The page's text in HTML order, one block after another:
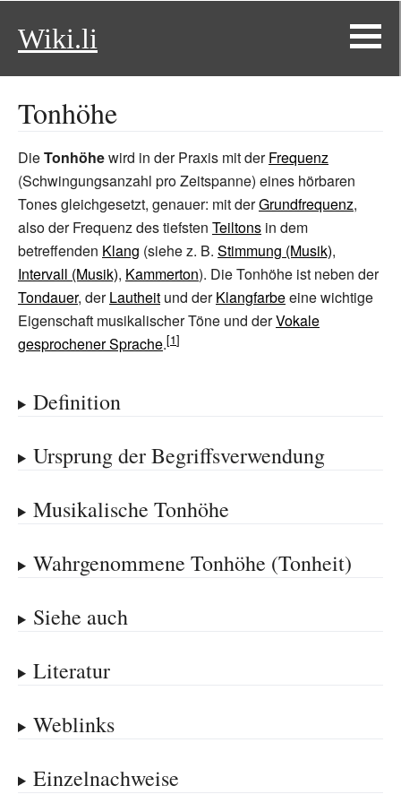
Wiki.li
Tonhöhe
DieTonhöhewird in der Praxis mit derFrequenz
(Schwingungsanzahl pro Zeitspanne) eines hörbaren
Tones gleichgesetzt, genauer: mit derGrundfrequenz,
also der Frequenz des tiefsten Teiltons in dem
betreffenden Klang (siehe z. B. Stimmung (Musik),
Intervall (Musik), Kammerton). Die Tonhöhe ist neben der
Tondauer, derLautheit und derKlangfarbeeine wichtige
Eigenschaft musikalischer Töne und derVokale
gesprochener Sprache.
Definition
Ursprung der Begriffsverwendung
Musikalische Tonhöhe
Wahrgenommene Tonhöhe (Tonheit)
Siehe auch
Literatur
Weblinks
Einzelnachweise